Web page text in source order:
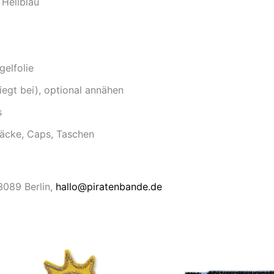
bei), optional annähen
Caps, Taschen
Berlin, hallo@piratenbande.de